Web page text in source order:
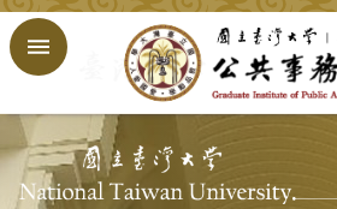
跳到主要內容區塊
搜
尋
回
首